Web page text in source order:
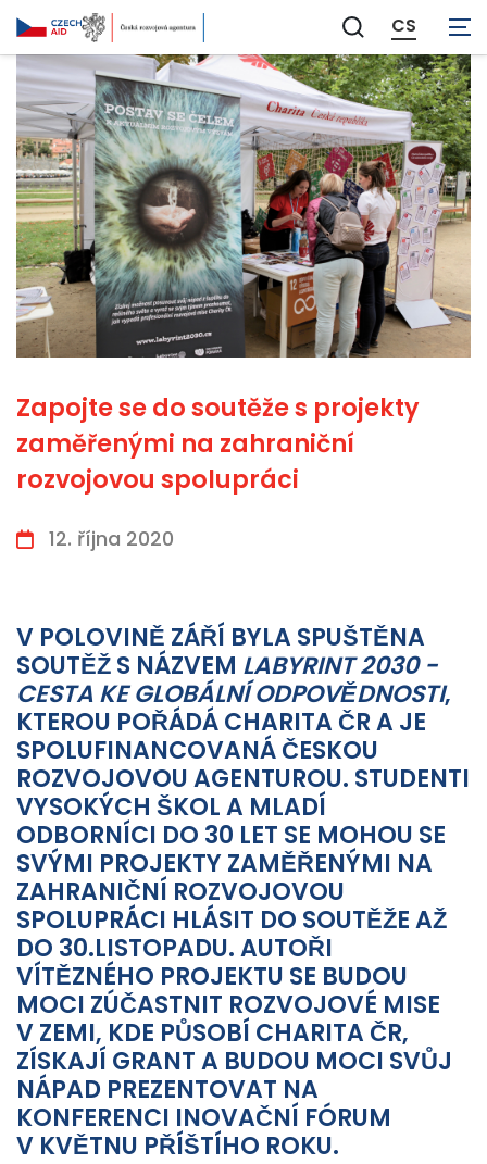
Zobrazit
vyhledávání
CS
Zapojte se do soutěže s projekty
zaměřenými na zahraniční
rozvojovou spolupráci
12. října 2020
V POLOVINĚ ZÁŘÍ BYLA SPUŠTĚNA
SOUTĚŽ S NÁZVEM LABYRINT 2030 -
CESTA KE GLOBÁLNÍ ODPOVĚDNOSTI,
KTEROU POŘÁDÁ CHARITA ČR A JE
SPOLUFINANCOVANÁ ČESKOU
ROZVOJOVOU AGENTUROU. STUDENTI
VYSOKÝCH ŠKOL A MLADÍ
ODBORNÍCI DO 30 LET SE MOHOU SE
SVÝMI PROJEKTY ZAMĚŘENÝMI NA
ZAHRANIČNÍ ROZVOJOVOU
SPOLUPRÁCI HLÁSIT DO SOUTĚŽE AŽ
DO 30.LISTOPADU. AUTOŘI
VÍTĚZNÉHO PROJEKTU SE BUDOU
MOCI ZÚČASTNIT ROZVOJOVÉ MISE
V ZEMI, KDE PŮSOBÍ CHARITA ČR,
ZÍSKAJÍ GRANT A BUDOU MOCI SVŮJ
NÁPAD PREZENTOVAT NA
KONFERENCI INOVAČNÍ FÓRUM
V KVĚTNU PŘÍŠTÍHO ROKU.